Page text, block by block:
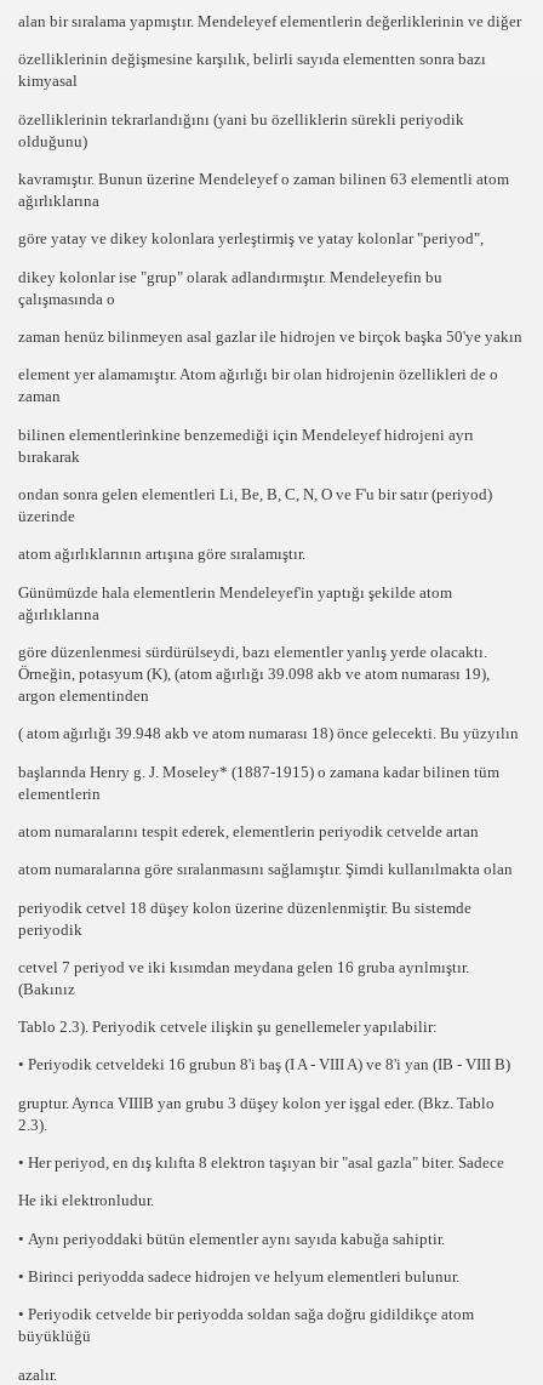
alan bir sıralama yapmıştır. Mendeleyef elementlerin değerliklerinin ve diğer
özelliklerinin değişmesine karşılık, belirli sayıda elementten sonra bazı
kimyasal
özelliklerinin tekrarlandığını (yani bu özelliklerin sürekli periyodik
olduğunu)
kavramıştır. Bunun üzerine Mendeleyef o zaman bilinen 63 elementli atom
ağırlıklarına
göre yatay ve dikey kolonlara yerleştirmiş ve yatay kolonlar"periyod",
dikey kolonlar ise "grup" olarak adlandırmıştır. Mendeleyefin bu
çalışmasında o
zaman henüz bilinmeyen asal gazlar ile hidrojen ve birçok başka 50'ye yakın
element yer alamamıştır. Atom ağırlığı bir olan hidrojenin özellikleri de o
zaman
bilinen elementlerinkine benzemediği için Mendeleyef hidrojeni ayrı
bırakarak
ondan sonra gelen elementleri Li, Be, B, C, N, O ve F'u bir satır (periyod)
üzerinde
atom ağırlıklarının artışına göre sıralamıştır.
Günümüzde hala elementlerin Mendeleyef'in yaptığı şekilde atom
ağırlıklarına
göre düzenlenmesi sürdürülseydi, bazı elementleryanlış yerde olacaktı.
Örneğin, potasyum (K), (atom ağırlığı 39.098 akb ve atom numarası 19),
argon elementinden
( atom ağırlığı 39.948 akb ve atom numarası 18) önce gelecekti. Bu yüzyılın
başlarında Henry g. J. Moseley* (1887-1915) o zamana kadar bilinen tüm
elementlerin
atom numaralarını tespit ederek, elementlerin periyodik cetvelde artan
atom numaralarına göre sıralanmasını sağlamıştır. Şimdi kullanılmakta olan
periyodik cetvel 18 düşey kolon üzerine düzenlenmiştir. Bu sistemde
periyodik
cetvel 7 periyod ve iki kısımdan meydana gelen 16 gruba ayrılmıştır.
(Bakınız
Tablo 2.3). Periyodik cetvele ilişkin şu genellemeler yapılabilir:
• Periyodik cetveldeki 16 grubun 8'i baş (I A - VIII A) ve 8'i yan (IB - VIII B)
gruptur. Ayrıca VIIIB yan grubu 3 düşey kolon yer işgal eder. (Bkz. Tablo
2.3).
• Herperiyod, en dış kılıfta 8 elektron taşıyan bir"asal gazla" biter. Sadece
He iki elektronludur.
• Aynı periyoddaki bütün elementleraynı sayıda kabuğa sahiptir.
• Birinci periyodda sadece hidrojen ve helyum elementleri bulunur.
• Periyodik cetvelde birperiyodda soldan sağa doğru gidildikçe atom
büyüklüğü
azalır.